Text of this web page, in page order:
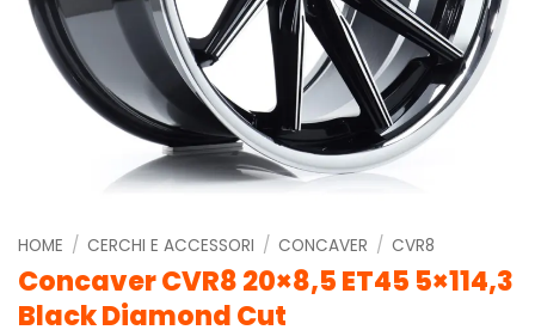
HOME / CERCHI E ACCESSORI / CONCAVER / CVR8
Concaver CVR8 20×8,5 ET45 5×114,3
Black Diamond Cut